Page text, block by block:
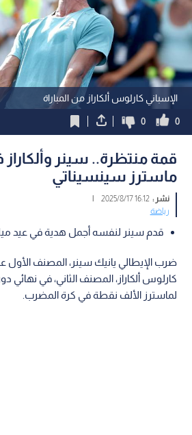
الإسباني كارلوس ألكاراز من المباراة
0
0
قمة منتظرة.. سينر وألكاراز
ماسترز سينسيناتي
نشر :16:12 2025/8/17
|
رياضة
قدم سينر لنفسه أجمل هدية في عيد
ضرب الإيطالي يانيك سينر، المصنف الأول
كارلوس ألكاراز، المصنف الثاني، في نهائي
لماسترز الألف نقطة في كرة المضرب.